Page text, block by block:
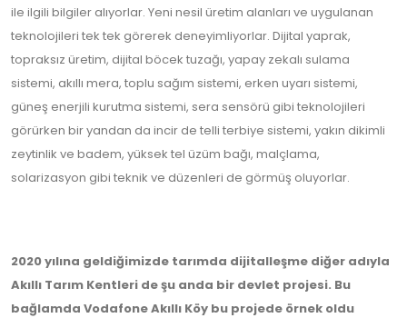
ile ilgili bilgiler alıyorlar. Yeni nesil üretim alanları ve uygulanan
teknolojileri tek tek görerek deneyimliyorlar. Dijital yaprak,
topraksız üretim, dijital böcek tuzağı, yapay zekalı sulama
sistemi, akıllı mera, toplu sağım sistemi, erken uyarı sistemi,
güneş enerjili kurutma sistemi, sera sensörü gibi teknolojileri
görürken bir yandan da incir de telli terbiye sistemi, yakın dikimli
zeytinlik ve badem, yüksek tel üzüm bağı, malçlama,
solarizasyon gibi teknik ve düzenleri de görmüş oluyorlar.
2020 yılına geldiğimizde tarımda dijitalleşme diğer adıyla
Akıllı Tarım Kentleri de şu anda bir devlet projesi. Bu
bağlamda Vodafone Akıllı Köy bu projede örnek oldu